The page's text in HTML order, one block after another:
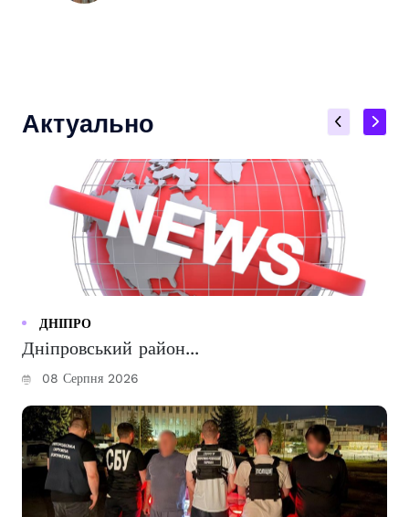
Актуально
ДНІПРО
Дніпровський район...
08 Серпня 2026